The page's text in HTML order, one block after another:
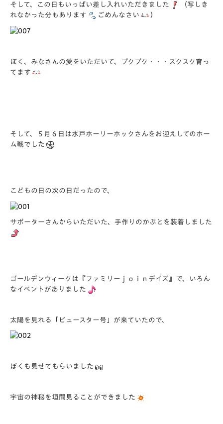
そして、この日もいっぱい差し入れいただきました
（写しき
れなかった分もあります
ごめんなさい ）
ぼく、みなさんの愛をいただいて、プクプク・・・スクスク育っ
てます
そして、５月６日は水戸ホーリーホックさんをお迎えしてのホー
ム戦でした
こどもの日の次の日だったので、
サポーターさんからいただいた、手作りのかぶとを装着しました
ゴールデンウィークは『ファミリーｊｏｉｎデイズ』で、いろん
なイベントがありました
太陽を見れる「ビュースター号」が来ていたので、
ぼくも見せてもらいました
宇宙の神秘を垣間見ることができました